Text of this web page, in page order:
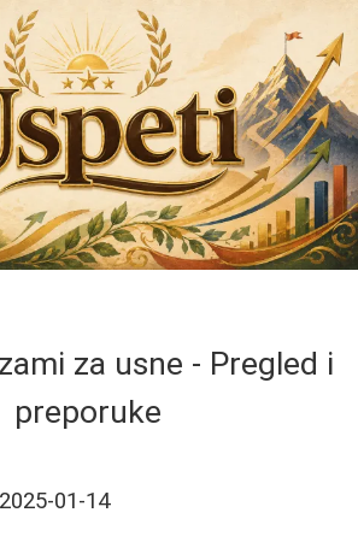
za usne - Pregled i
preporuke
2025-01-14